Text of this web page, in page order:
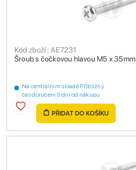
Šroub s čočkovou hlavou M5 x 35mm
Kód zboží : AE7231
Na centrálním skladě Přibližný
čas doručení 9 dní od nákupu
PŘIDAT DO KOŠÍKU